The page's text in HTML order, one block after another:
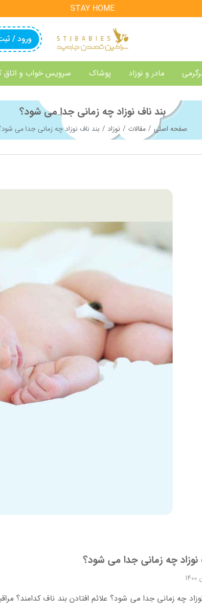
STAY HOME
ورود /
مادر و نوزاد پوشاک سرویس خواب و اتاق
بند ناف نوزاد چه زمانی جدا می شود؟
صفحه اصلی مقالات نوزاد بند ناف نوزاد چه زمانی جدا می
نوزاد چه زمانی جدا می شود؟
چه زمانی جدا می شود؟ علائم افتادن بند ناف کدامند؟